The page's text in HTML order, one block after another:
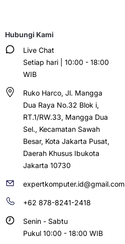
Hubungi Kami
Live Chat
Setiap hari | 10:00 - 18:00
WIB
Ruko Harco, Jl. Mangga
Dua Raya No.32 Blok i,
RT.1/RW.33, Mangga Dua
Sel., Kecamatan Sawah
Besar, Kota Jakarta Pusat,
Daerah Khusus Ibukota
Jakarta 10730
expertkomputer.id@gmail.com
+62 878-8241-2418
Senin - Sabtu
Pukul 10:00 - 18:00 WIB